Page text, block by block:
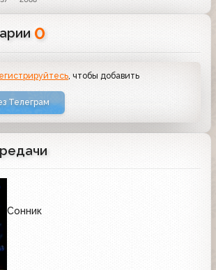
0
, чтобы добавить
Телеграм
Сонник